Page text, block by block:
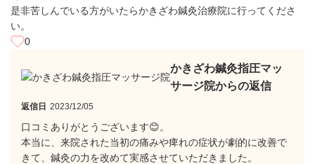
是非苦しんでいる方がいたらかきざわ鍼灸治療院に行ってくださ
い。
0
かきざわ鍼灸指圧マッ
サージ院からの返信
返信日 2023/12/05
口コミありがとうございます😊。
本当に、来院された当初の痛みや痺れの症状が劇的に改善で
きて、鍼灸の力を改めて実感させていただきました。